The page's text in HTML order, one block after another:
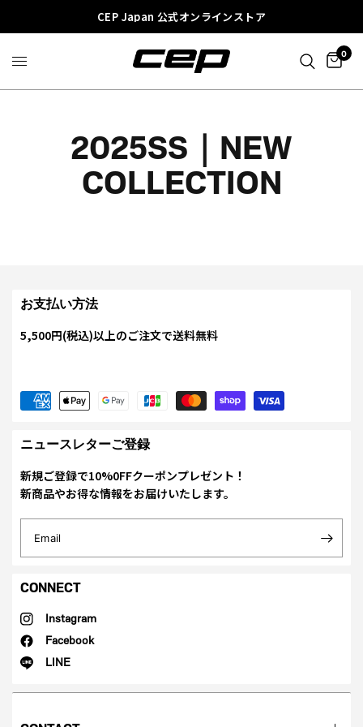
CEP Japan 公式オンラインストア
0
2025SS｜NEW
COLLECTION
お支払い方法
5,500円(税込)以上のご注文で送料無料
ニュースレターご登録
新規ご登録で10%0FFクーポンプレゼント！
新商品やお得な情報をお届けいたします。
Email
CONNECT
Instagram
Facebook
LINE